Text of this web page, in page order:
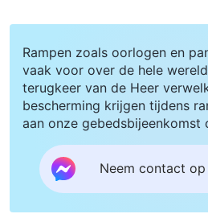
Rampen zoals oorlogen en
vaak voor over de hele
terugkeer van de Heer
bescherming krijgen tijdens
aan onze gebedsbijeenkomst
Neem contact